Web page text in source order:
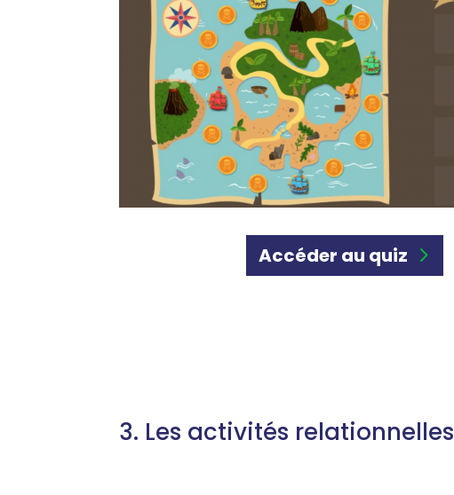
Accéder au quiz
3. Les activités relationnelles